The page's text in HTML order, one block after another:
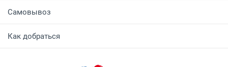
Самовывоз
Как добраться